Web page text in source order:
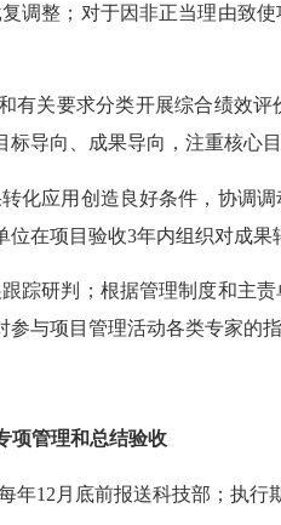
整；对于因非正当理由致使
关要求分类开展综合绩效评
导向、成果导向，注重核心
应用创造良好条件，协调调
在项目验收3年内组织对成果
研判；根据管理制度和主责
与项目管理活动各类专家的
项管理和总结验收
月底前报送科技部；执行